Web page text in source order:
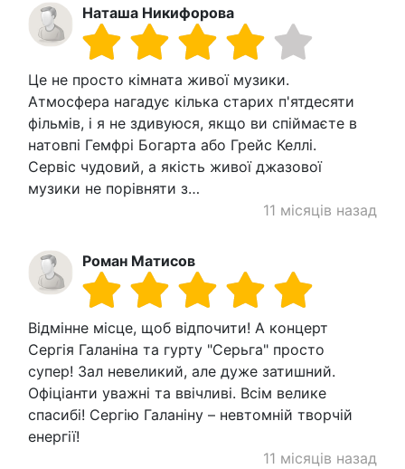
Наташа Никифорова
Це не просто кімната живої музики.
Атмосфера нагадує кілька старих п'ятдесяти
фільмів, і я не здивуюся, якщо ви спіймаєте в
натовпі Гемфрі Богарта або Грейс Келлі.
Сервіс чудовий, а якість живої джазової
музики не порівняти з…
11 місяців назад
Роман Матисов
Відмінне місце, щоб відпочити! А концерт
Сергія Галаніна та гурту "Серьга" просто
супер! Зал невеликий, але дуже затишний.
Офіціанти уважні та ввічливі. Всім велике
спасибі! Сергію Галаніну – невтомній творчій
енергії!
11 місяців назад